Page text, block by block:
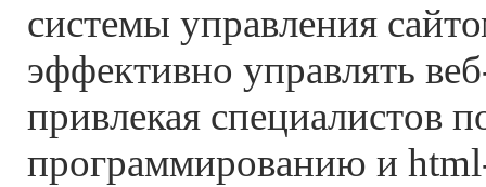
системы управления
эффективно управлять
привлекая специалистов
программированию и